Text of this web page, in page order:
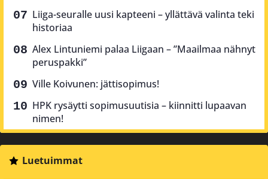
Liiga-seuralle uusi kapteeni – yllättävä valinta teki
historiaa
Alex Lintuniemi palaa Liigaan – ”Maailmaa nähnyt
peruspakki”
Ville Koivunen: jättisopimus!
HPK rysäytti sopimusuutisia – kiinnitti lupaavan
nimen!
Luetuimmat